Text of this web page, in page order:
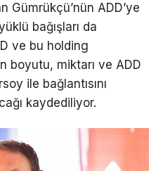
Gümrükçü’nün ADD’ye
bağışları da
ve bu holding
boyutu, miktarı ve ADD
ile bağlantısını
kaydediliyor.